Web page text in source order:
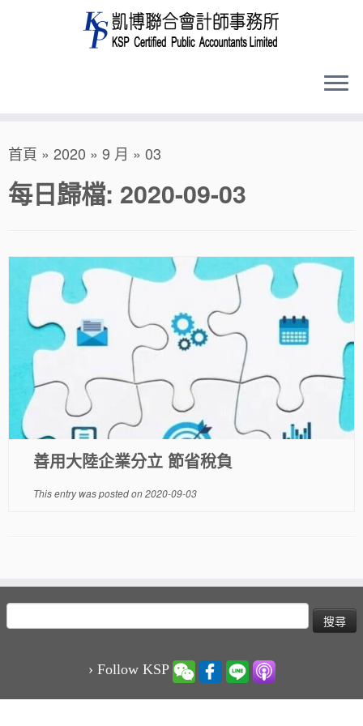
to
content
首頁 » 2020 » 9 月 » 03
每日歸檔: 2020-09-03
善用大陸企業分立 節省稅負
This entry was posted on2020-09-03
尋
› Follow KSP